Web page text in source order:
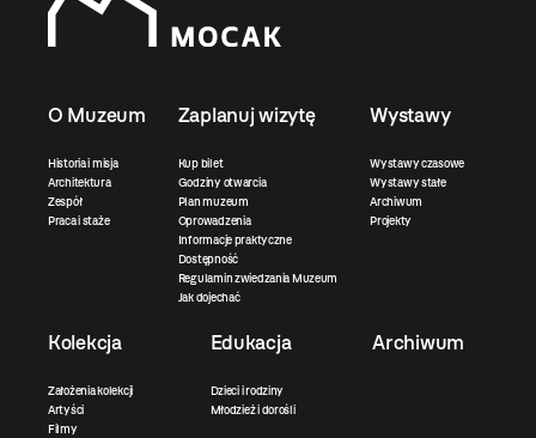
O Muzeum
Historia i misja
Architektura
Zespół
Praca i staże
Zaplanuj wizytę
Kup bilet
Godziny otwarcia
Plan muzeum
Oprowadzenia
Informacje praktyczne
Dostępność
Regulamin zwiedzania Muzeum
Jak dojechać
Wystawy
Wystawy czasowe
Wystawy stałe
Archiwum
Projekty
Kolekcja
Założenia kolekcji
Artyści
Filmy
Edukacja
Dzieci i rodziny
Młodzież i dorośli
Archiwum